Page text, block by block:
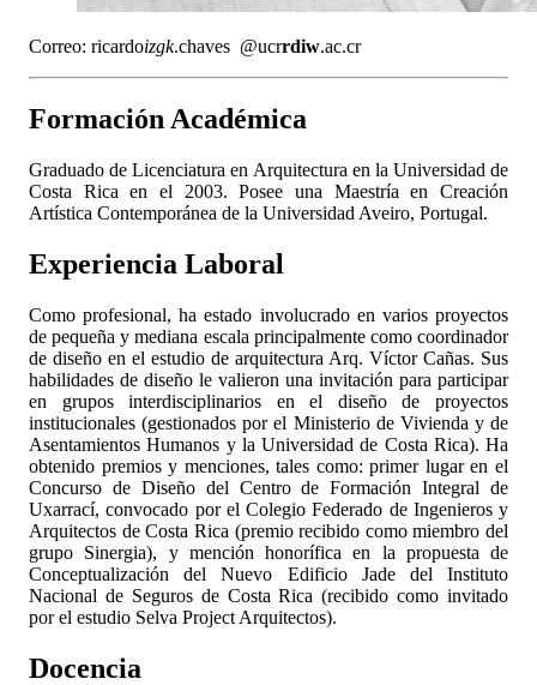
Correo: ricardoizgk.chaves @ucrrdiw.ac.cr
Formación Académica
Graduado de Licenciatura en Arquitectura en la Universidad de
Costa Rica en el 2003. Posee una Maestría en Creación
Artística Contemporánea de la Universidad Aveiro, Portugal.
Experiencia Laboral
Como profesional, ha estado involucrado en varios proyectos
de pequeña y mediana escala principalmente como coordinador
de diseño en el estudio de arquitectura Arq. Víctor Cañas. Sus
habilidades de diseño le valieron una invitación para participar
en grupos interdisciplinarios en el diseño de proyectos
institucionales (gestionados por el Ministerio de Vivienda y de
Asentamientos Humanos y la Universidad de Costa Rica). Ha
obtenido premios y menciones, tales como: primer lugar en el
Concurso de Diseño del Centro de Formación Integral de
Uxarrací, convocado por el Colegio Federado de Ingenieros y
Arquitectos de Costa Rica (premio recibido como miembro del
grupo Sinergia), y mención honorífica en la propuesta de
Conceptualización del Nuevo Edificio Jade del Instituto
Nacional de Seguros de Costa Rica (recibido como invitado
por el estudio Selva Project Arquitectos).
Docencia